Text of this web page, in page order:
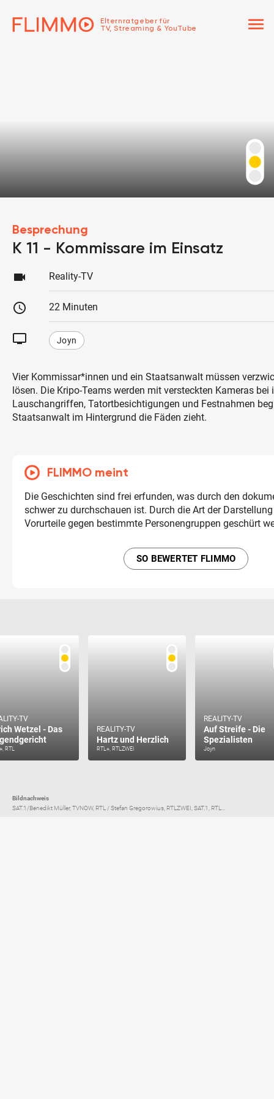
Elternratgeber für
TV, Streaming & YouTube
menu
Besprechung
K 11 - Kommissare im Einsatz
videocam Reality-TV
schedule 22 Minuten
tv Joyn
Vier Kommissar*innen und ein Staatsanwalt müssen
lösen. Die Kripo-Teams werden mit versteckten Kameras bei
Lauschangriffen, Tatortbesichtigungen und Festnahmen
Staatsanwalt im Hintergrund die Fäden zieht.
FLIMMO meint
Die Geschichten sind frei erfunden, was durch den
schwer zu durchschauen ist. Durch die Art der
Vorurteile gegen bestimmte Personengruppen geschürt
SO BEWERTET FLIMMO
TV
Wetzel - Das
RTL
REALITY-TV
Hartz und Herzlich
RTL+, RTLZWEI
REALITY-TV
Auf Streife - Die
Spezialisten
Joyn
Bildnachweis
SAT.1/Benedikt Müller, TVNOW, RTL / Stefan Gregorowius, RTLZWEI, SAT.1, RTL...